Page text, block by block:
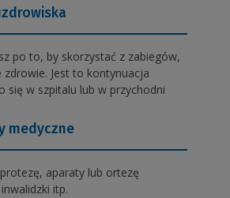
po to, by skorzystać z zabiegów,
Jest to kontynuacja
się w szpitalu lub w przychodni
medyczne
aparaty lub ortezę
itp.